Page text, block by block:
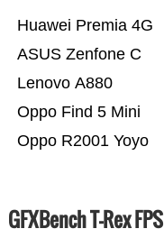
Oppo R2001 Yoyo
Oppo Find 5 Mini
Lenovo A880
ASUS Zenfone C
Huawei Premia 4G
GFXBench T-Rex FPS